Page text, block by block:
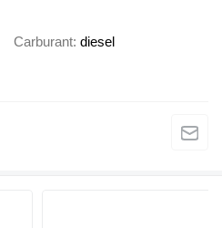
Carburant diesel